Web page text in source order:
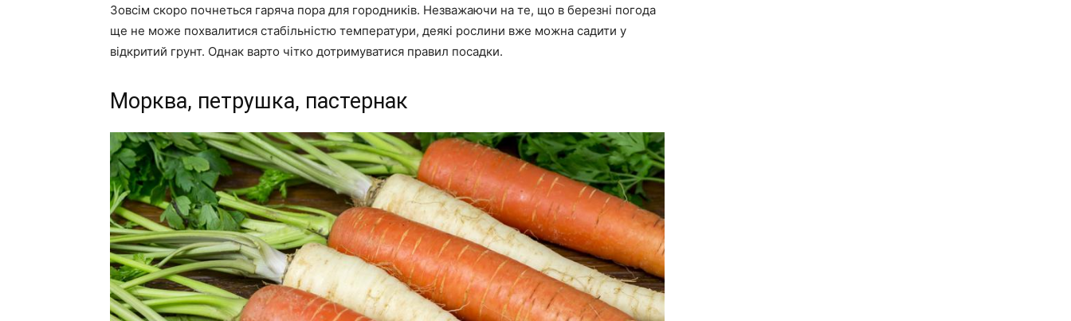
Зовсім скоро почнеться гаряча пора для городників. Незважаючи на те, що в березні погода
ще не може похвалитися стабільністю температури, деякі рослини вже можна садити у
відкритий грунт. Однак варто чітко дотримуватися правил посадки.
Морква, петрушка, пастернак